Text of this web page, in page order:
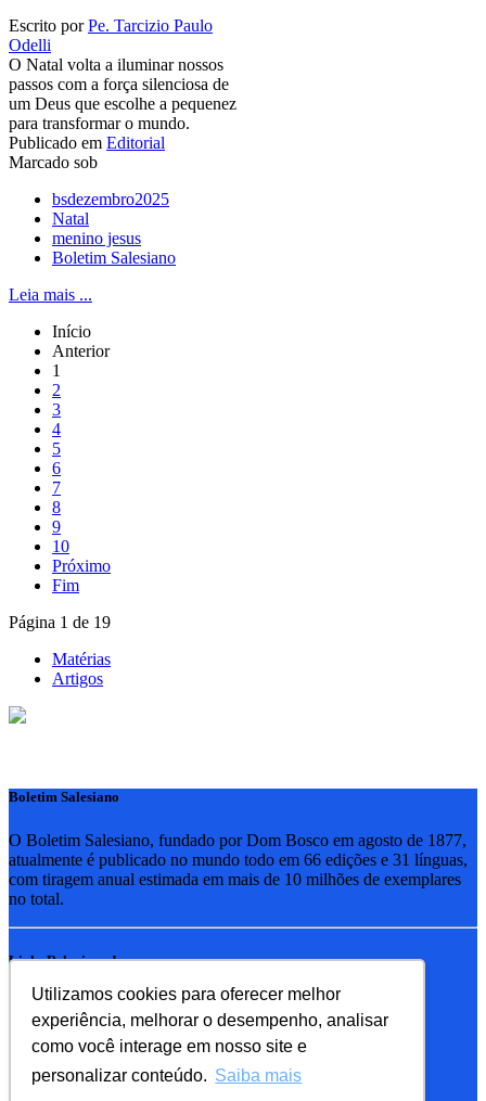
Utilizamos cookies para oferecer melhor
experiência, melhorar o desempenho, analisar
como você interage em nosso site e
personalizar conteúdo. Saiba mais
Escrito porPe. Tarcizio Paulo
Odelli
O Natal volta a iluminar nossos
passos com a força silenciosa de
um Deus que escolhe a pequenez
para transformar o mundo.
Publicado em Editorial
Marcado sob
bsdezembro2025
Natal
menino jesus
Boletim Salesiano
Leia mais ...
Início
Anterior
1
2
3
4
5
6
7
8
9
10
Próximo
Fim
Página 1 de 19
Matérias
Artigos
Boletim Salesiano
O Boletim Salesiano, fundado por Dom Bosco em agosto de 1877,
atualmente é publicado no mundo todo em 66 edições e 31 línguas,
com tiragem anual estimada em mais de 10 milhões de exemplares
no total.
Links Relacionados
RSB - Rede Salesiana Brasil
EDEBE - Editora
UPV - União pela Vida
Familia Salesiana